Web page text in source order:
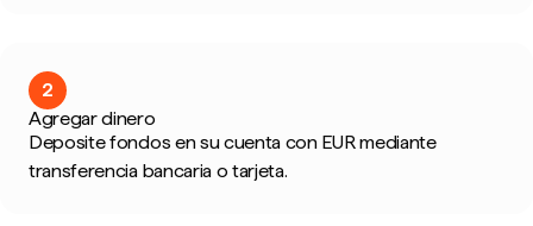
2
Agregar dinero
Deposite fondos en su cuenta con EUR mediante
transferencia bancaria o tarjeta.